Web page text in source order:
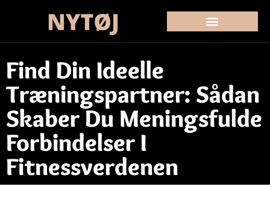
Find Din Ideelle
Træningspartner: Sådan
Skaber Du Meningsfulde
Forbindelser I
Fitnessverdenen